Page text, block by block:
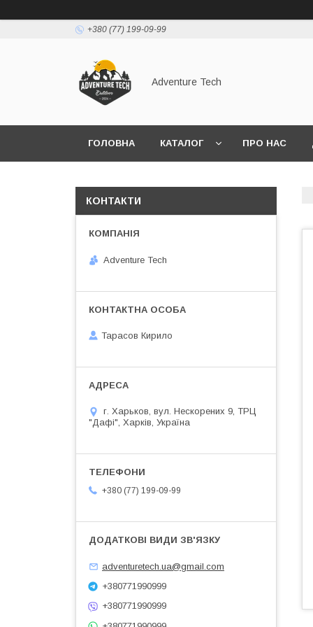
+380 (77) 199-09-99
Adventure Tech
ГОЛОВНА КАТАЛОГ ПРО НАС
КОНТАКТИ
Adventure Tech
Тарасов Кирило
г. Харьков, вул. Нескорених 9, ТРЦ
"Дафі", Харків, Україна
+380 (77) 199-09-99
adventuretech.ua@gmail.com
+380771990999
+380771990999